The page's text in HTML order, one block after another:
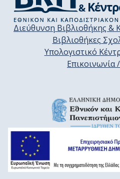
Διεύθυνση Βιβλιοθήκης
Βιβλιοθήκες
Υπολογιστικό
Επικοινωνία